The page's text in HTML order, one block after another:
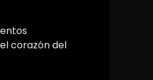
corazón del